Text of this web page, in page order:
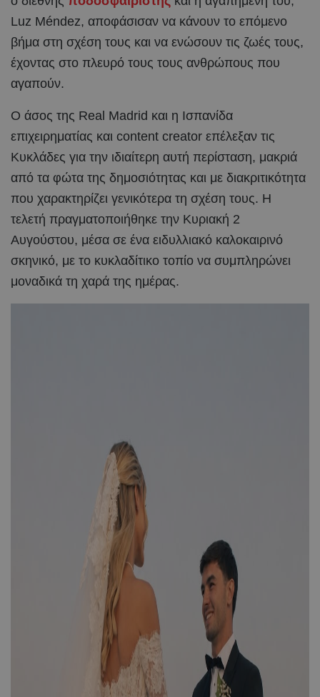
Luz Méndez, αποφάσισαν να κάνουν το επόμενο
βήμα στη σχέση τους και να ενώσουν τις ζωές τους,
έχοντας στο πλευρό τους τους ανθρώπους που
αγαπούν.
Ο άσος της Real Madrid και η Ισπανίδα
επιχειρηματίας και content creator επέλεξαν τις
Κυκλάδες για την ιδιαίτερη αυτή περίσταση, μακριά
από τα φώτα της δημοσιότητας και με διακριτικότητα
που χαρακτηρίζει γενικότερα τη σχέση τους. Η
τελετή πραγματοποιήθηκε την Κυριακή 2
Αυγούστου, μέσα σε ένα ειδυλλιακό καλοκαιρινό
σκηνικό, με το κυκλαδίτικο τοπίο να συμπληρώνει
μοναδικά τη χαρά της ημέρας.